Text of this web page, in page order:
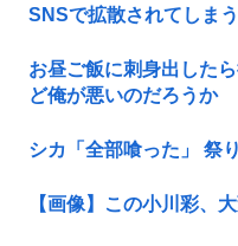
SNSで拡散されてしまう
お昼ご飯に刺身出した
ど俺が悪いのだろう
シカ「全部喰った」 祭
【画像】この小川彩、